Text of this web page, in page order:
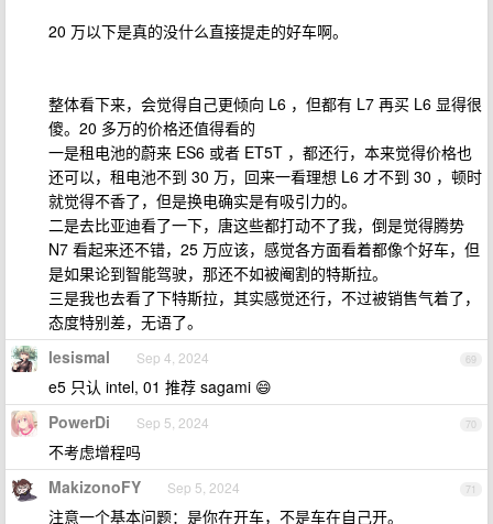
20 万以下是真的没什么直接提走的好车啊。
整体看下来，会觉得自己更倾向 L6 ，但都有 L7 再买 L6 显得很
傻。20 多万的价格还值得看的
一是租电池的蔚来 ES6 或者 ET5T ，都还行，本来觉得价格也
还可以，租电池不到 30 万，回来一看理想 L6 才不到 30 ，顿时
就觉得不香了，但是换电确实是有吸引力的。
二是去比亚迪看了一下，唐这些都打动不了我，倒是觉得腾势
N7 看起来还不错，25 万应该，感觉各方面看着都像个好车，但
是如果论到智能驾驶，那还不如被阉割的特斯拉。
三是我也去看了下特斯拉，其实感觉还行，不过被销售气着了，
态度特别差，无语了。
69
lesismal Sep 4, 2024
e5 只认 intel, 01 推荐 sagami 😄
70
PowerDi Sep 5, 2024
不考虑增程吗
71
MakizonoFY Sep 5, 2024
注意一个基本问题：是你在开车，不是车在自己开。